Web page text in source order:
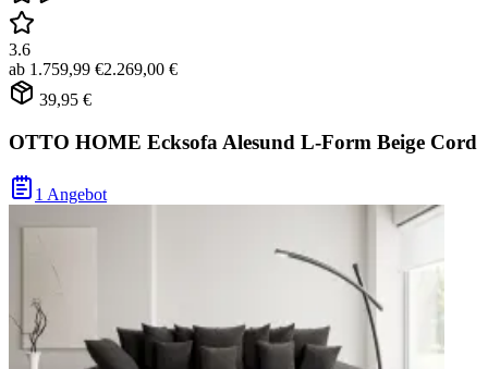
3.6
ab 1.759,99 €2.269,00 €
39,95 €
OTTO HOME Ecksofa Alesund L-Form Beige Cord
1 Angebot